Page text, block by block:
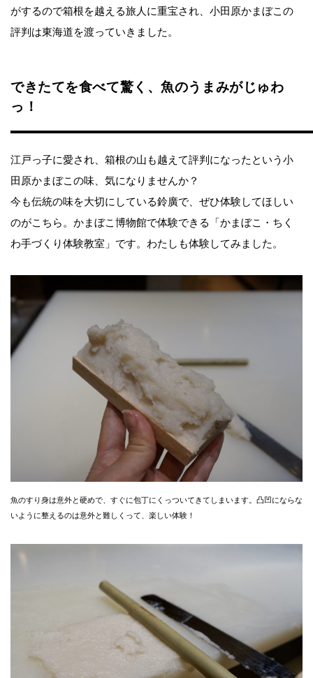
がするので箱根を越える旅人に重宝され、小田原かまぼこの
評判は東海道を渡っていきました。
できたてを食べて驚く、魚のうまみがじゅわ
っ！
江戸っ子に愛され、箱根の山も越えて評判になったという小
田原かまぼこの味、気になりませんか？
今も伝統の味を大切にしている鈴廣で、ぜひ体験してほしい
のがこちら。かまぼこ博物館で体験できる「かまぼこ・ちく
わ手づくり体験教室」です。わたしも体験してみました。
魚のすり身は意外と硬めで、すぐに包丁にくっついてきてしまいます。凸凹にならな
いように整えるのは意外と難しくって、楽しい体験！